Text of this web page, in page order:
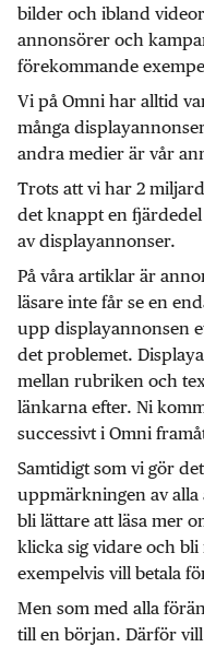
bilder och ibland
annonsörer och
förekommande
Vi på Omni har alltid
många
andra medier är vår
Trots att vi har 2
det knappt en
av displayannonser.
På våra artiklar är
läsare inte får se en
upp displayannonsen
det problemet.
mellan rubriken och
länkarna efter. Ni
successivt i Omni
Samtidigt som vi gör
uppmärkningen av
bli lättare att läsa mer
klicka sig vidare och
exempelvis vill betala
Men som med alla
till en början. Därför